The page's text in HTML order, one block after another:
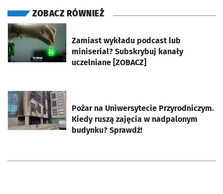
ZOBACZ RÓWNIEŻ
Zamiast wykładu podcast lub
miniserial? Subskrybuj kanały
uczelniane [ZOBACZ]
otworzy się w nowej karcie
Pożar na Uniwersytecie Przyrodniczym.
Kiedy ruszą zajęcia w nadpalonym
budynku? Sprawdź!
otworzy się w nowej karcie